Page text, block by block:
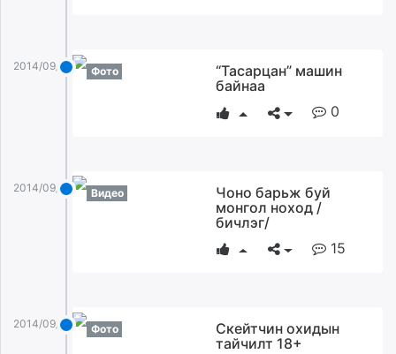
2014/09/02 Фото
“Тасарцан” машин
байнаа
0
2014/09/02 Видео
Чоно барьж буй
монгол ноход /
бичлэг/
15
2014/09/02 Фото
Скейтчин охидын
тайчилт 18+